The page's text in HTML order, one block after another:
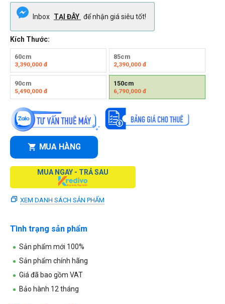
Inbox TẠI ĐÂY để nhận giá siêu tốt!
Kích Thước:
60cm
3,390,000 đ
85cm
2,390,000đ
90cm
5,490,000 đ
150cm
6,790,000đ
MUA HÀNG
MUA NGAY - TRẢ SAU
XEM DANH SÁCH SẢN PHẨM
Tình trạng sản phẩm
Sản phẩm mới 100%
Sản phẩm chính hãng
Giá đã bao gồm VAT
Bảo hành 12 tháng